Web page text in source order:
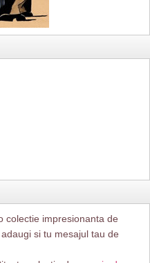
colectie impresionanta de
adaugi si tu mesajul tau de